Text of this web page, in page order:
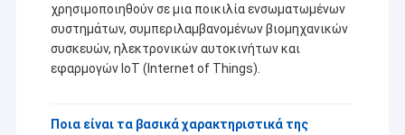
Οθόνη Μονούλης Καμερας
Ενότητα καμερών σμέουρων pi
χρησιμοποιηθούν σε μια ποικιλία ενσωματωμένων
συστημάτων, συμπεριλαμβανομένων βιομηχανικών
συσκευών, ηλεκτρονικών αυτοκινήτων και
εφαρμογών IoT (Internet of Things).
Ποια είναι τα βασικά χαρακτηριστικά της